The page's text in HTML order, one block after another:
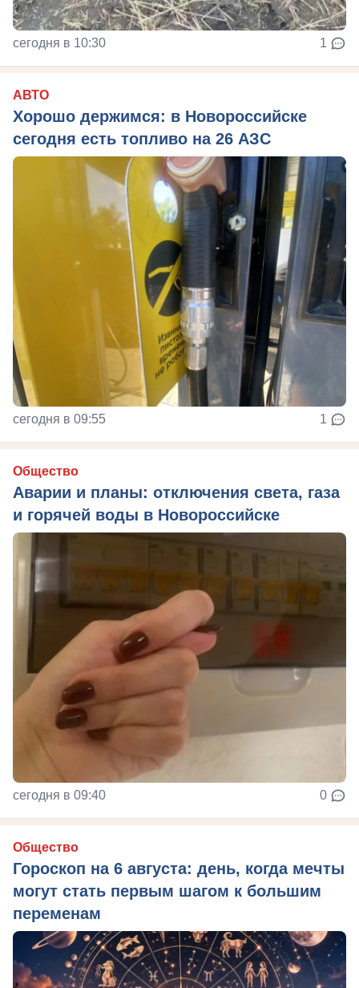
сегодня в 10:30 1
АВТО
Хорошо держимся: в Новороссийске
сегодня есть топливо на 26 АЗС
сегодня в 09:55 1
Общество
Аварии и планы: отключения света, газа
и горячей воды в Новороссийске
сегодня в 09:40 0
Общество
Гороскоп на 6 августа: день, когда мечты
могут стать первым шагом к большим
переменам